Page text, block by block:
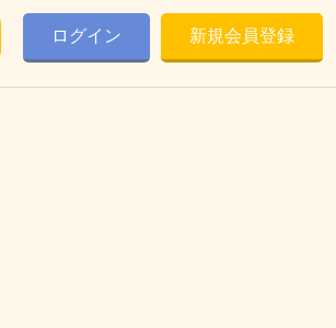
ログイン 新規会員登録